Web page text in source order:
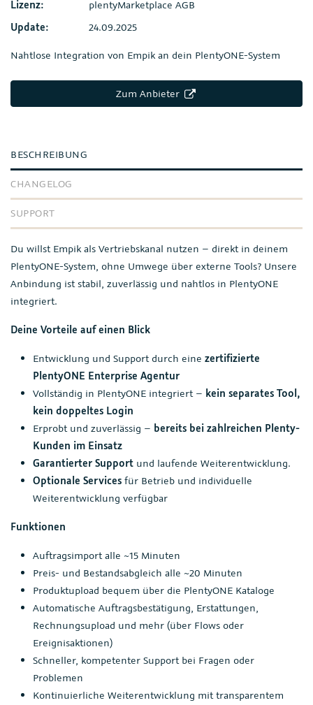
Lizenz:
plentyMarketplace AGB
Update:
24.09.2025
Nahtlose Integration von Empik an dein PlentyONE-System
Zum Anbieter
BESCHREIBUNG
CHANGELOG
SUPPORT
Du willst Empik als Vertriebskanal nutzen – direkt in deinem
PlentyONE-System, ohne Umwege über externe Tools? Unsere
Anbindung ist stabil, zuverlässig und nahtlos in PlentyONE
integriert.
Deine Vorteile auf einen Blick
Entwicklung und Support durch eine zertifizierte
PlentyONE Enterprise Agentur
Vollständig in PlentyONE integriert – kein separates Tool,
kein doppeltes Login
Erprobt und zuverlässig – bereits bei zahlreichen Plenty-
Kunden im Einsatz
Garantierter Support und laufende Weiterentwicklung.
Optionale Services für Betrieb und individuelle
Weiterentwicklung verfügbar
Funktionen
Auftragsimport alle ~15 Minuten
Preis- und Bestandsabgleich alle ~20 Minuten
Produktupload bequem über die PlentyONE Kataloge
Automatische Auftragsbestätigung, Erstattungen,
Rechnungsupload und mehr (über Flows oder
Ereignisaktionen)
Schneller, kompetenter Support bei Fragen oder
Problemen
Kontinuierliche Weiterentwicklung mit transparentem